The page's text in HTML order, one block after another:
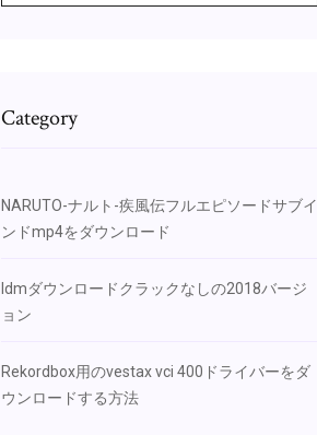
Category
NARUTO-ナルト-疾風伝フルエピソードサブイ
ンドmp4をダウンロード
Idmダウンロードクラックなしの2018バージ
ョン
Rekordbox用のvestax vci 400ドライバーをダ
ウンロードする方法